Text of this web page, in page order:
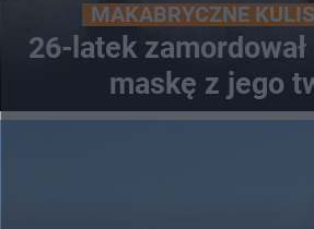
26-latek
maskę z jego